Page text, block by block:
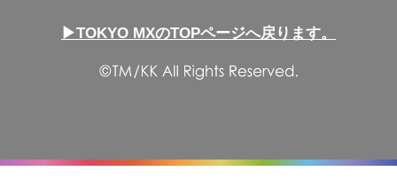
▶TOKYO MXのTOPページへ戻ります。